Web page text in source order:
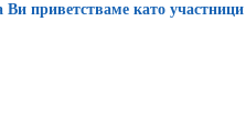
Ви приветстваме като